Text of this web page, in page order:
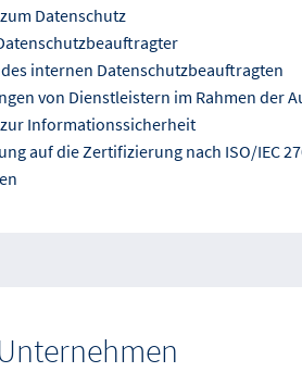
Datenschutz
internen Datenschutzbeauftragten
von Dienstleistern im Rahmen der
Informationssicherheit
auf die Zertifizierung nach ISO/IEC